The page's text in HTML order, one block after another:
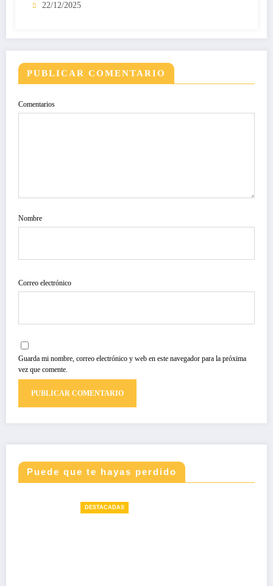
22/12/2025
PUBLICAR COMENTARIO
Comentarios
Nombre
Correo electrónico
Guarda mi nombre, correo electrónico y web en este navegador para la próxima
vez que comente.
Puede que te hayas perdido